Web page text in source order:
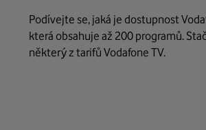
Podívejte se, jaká je dostupnost
která obsahuje až 200 programů.
některý z tarifů Vodafone TV.